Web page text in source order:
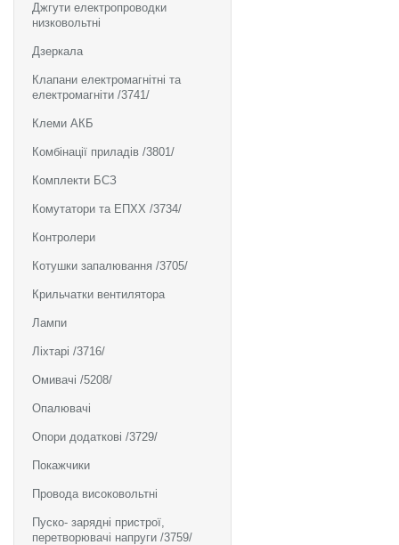
Джгути електропроводки
низковольтні
Дзеркала
Клапани електромагнітні та
електромагніти /3741/
Клеми АКБ
Комбінації приладів /3801/
Комплекти БСЗ
Комутатори та ЕПХХ /3734/
Контролери
Котушки запалювання /3705/
Крильчатки вентилятора
Лампи
Ліхтарі /3716/
Омивачі /5208/
Опалювачі
Опори додаткові /3729/
Покажчики
Провода високовольтні
Пуско- зарядні пристрої,
перетворювачі напруги /3759/